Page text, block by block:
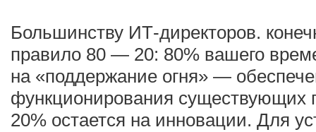
Большинству ИТ-директоров.
правило 80 — 20: 80% вашего
на «поддержание огня» —
функционирования существующих
20% остается на инновации. Для